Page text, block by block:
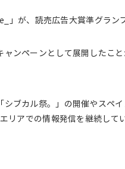
」が、読売広告大賞準グラン
ンペーンとして展開したこ
シブカル祭。」の開催やスペ
リアでの情報発信を継続して